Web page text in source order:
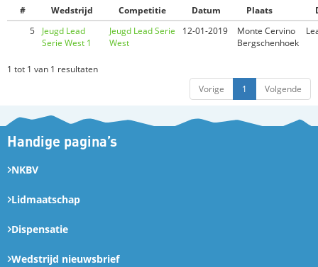
# Wedstrijd Competitie Datum Plaats
5
Jeugd Lead
Serie West 1
Jeugd Lead Serie
West
12-01-2019
Monte Cervino
Bergschenhoek
1 tot 1 van 1 resultaten
Vorige
1 Volgende
Handige pagina’s
NKBV
Lidmaatschap
Dispensatie
Wedstrijd nieuwsbrief